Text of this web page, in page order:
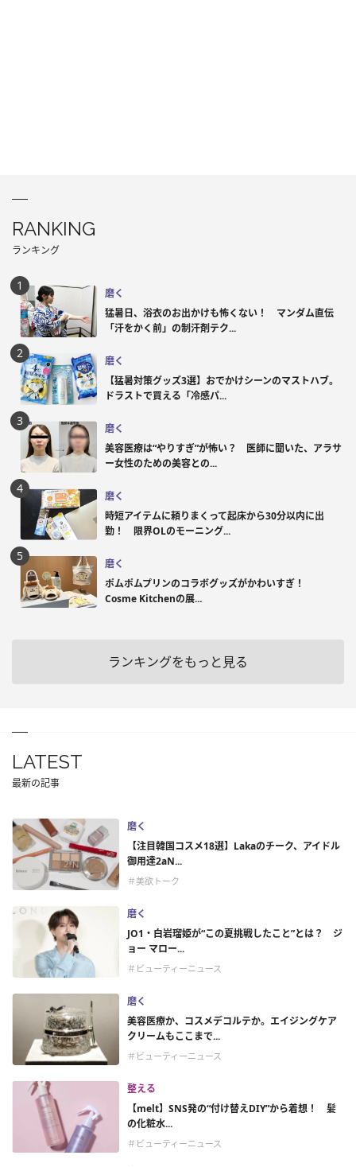
RANKING
ランキング
磨く
猛暑日、浴衣のお出かけも怖くない！ マンダム直伝
「汗をかく前」の制汗剤テク...
磨く
【猛暑対策グッズ3選】おでかけシーンのマストハブ。
ドラストで買える「冷感パ...
磨く
美容医療は“やりすぎ”が怖い？ 医師に聞いた、アラサ
ー女性のための美容との...
磨く
時短アイテムに頼りまくって起床から30分以内に出
勤！ 限界OLのモーニング...
磨く
ポムポムプリンのコラボグッズがかわいすぎ！
Cosme Kitchenの展...
ランキングをもっと見る
LATEST
最新の記事
磨く
【注目韓国コスメ18選】Lakaのチーク、アイドル
御用達2aN...
＃美欲トーク
磨く
JO1・白岩瑠姫が“この夏挑戦したこと”とは？ ジ
ョー マロー...
＃ビューティーニュース
磨く
美容医療か、コスメデコルテか。エイジングケア
クリームもここまで...
＃ビューティーニュース
整える
【melt】SNS発の“付け替えDIY”から着想！ 髪
の化粧水...
＃ビューティーニュース